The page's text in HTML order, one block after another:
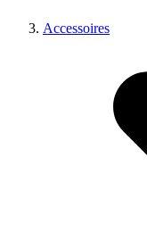
Accessoires